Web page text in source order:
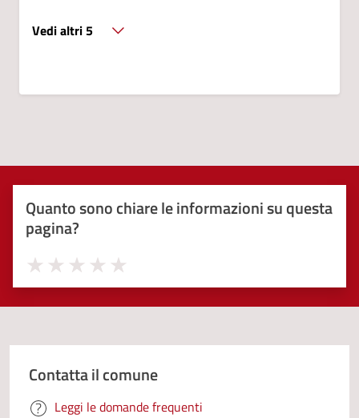
Vedi altri 5
Quanto sono chiare le informazioni su questa
pagina?
Valuta 5 stelle su 5
Valuta 4 stelle su 5
Valuta 3 stelle su 5
Valuta 2 stelle su 5
Valuta 1 stelle su 5
Contatta il comune
Leggi le domande frequenti